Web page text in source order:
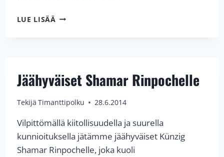
LUE LISÄÄ H.P.
Jäähyväiset Shamar Rinpochelle
Tekijä Timanttipolku 28.6.2014
Vilpittömällä kiitollisuudella ja suurella
kunnioituksella jätämme jäähyväiset Künzig
Shamar Rinpochelle, joka kuoli